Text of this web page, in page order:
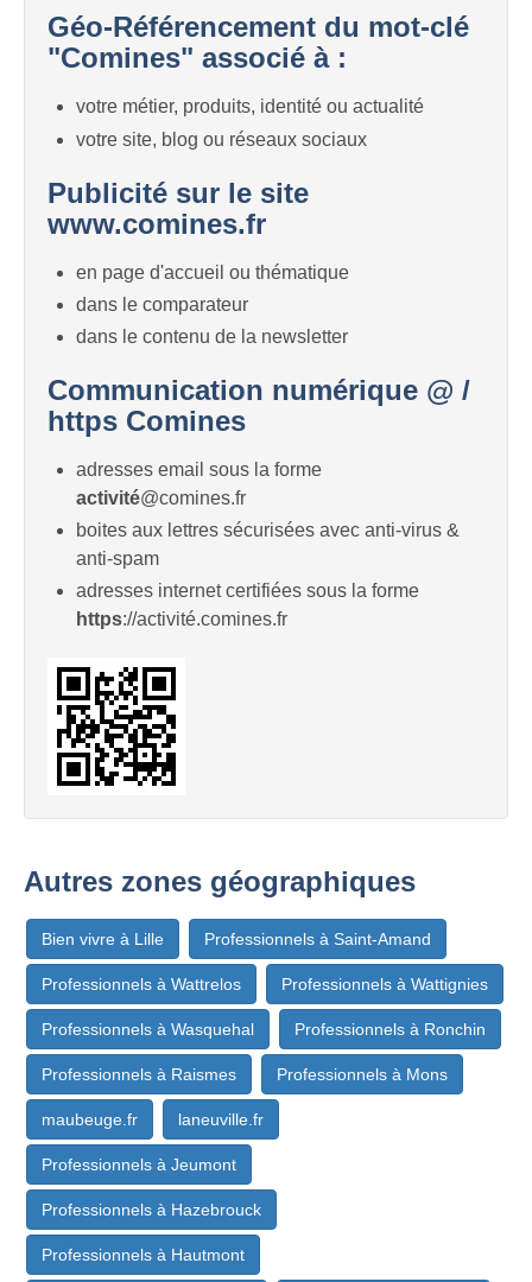
Géo-Référencement du mot-clé
"Comines" associé à :
votre métier, produits, identité ou actualité
votre site, blog ou réseaux sociaux
Publicité sur le site
www.comines.fr
en page d'accueil ou thématique
dans le comparateur
dans le contenu de la newsletter
Communication numérique @ /
https Comines
adresses email sous la forme
activité@comines.fr
boites aux lettres sécurisées avec anti-virus &
anti-spam
adresses internet certifiées sous la forme
https://activité.comines.fr
Autres zones géographiques
Bien vivre à Lille Professionnels à Saint-Amand
Professionnels à Wattrelos Professionnels à Wattignies
Professionnels à Wasquehal Professionnels à Ronchin
Professionnels à Raismes Professionnels à Mons
maubeuge.fr laneuville.fr
Professionnels à Jeumont
Professionnels à Hazebrouck
Professionnels à Hautmont